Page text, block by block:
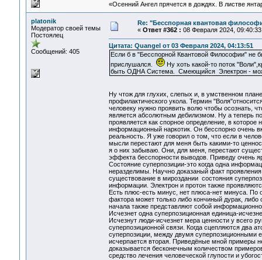
«Осенний Ангел прячется в дождях. В листве
platonik
Модератор своей темы
Постоялец
Сообщений: 405
Re: "Бесспорная квантовая
« Ответ #362 : 08 Февраля 2024,
Цитата: Quangel от 03 Февраля 2024, 04:13:51
Если б в "Бесспорной Квантовой Философии"
прислушался.
Ну хоть какой-то поток
быть ОДНА Система. Смеющийся Электрон -
Ну чтож для глухих, слепых и, в умственном
профилактического укола. Термин
человеку нужно проявить волю чтобы осознать,
является абсолютным дебилизмом. Ну а теперь
проявляется как спорное определение, в
информационный наркотик. Он бесспорно очень
реальность. Я уже говорил о том, что если в
мысли перестают для меня быть какими-то
я о них забываю. Они, для меня, перестают
эффекта бесспорности выводов. Приведу очень
Состояние суперпозиции-это когда одна
неразделимы. Научно доказаный факт
существование в мироздании состояния
информации. Электрон и протон также
Есть плюс-есть минус, нет плюса-нет минуса. По
фактора может только либо кончиный дурак,
начала также представляют собой
Исчезнет одна суперпозиционная единица-
Исчезнут люди-исчезнет мера ценности у всего
суперпозиционной связи. Когда сцепляются два
суперпозиции, между двумя суперпозиционными
исчерпается вторая. Приведёные мной примеры
доказывается бесконечным количеством
средство лечения человеческой глупости и